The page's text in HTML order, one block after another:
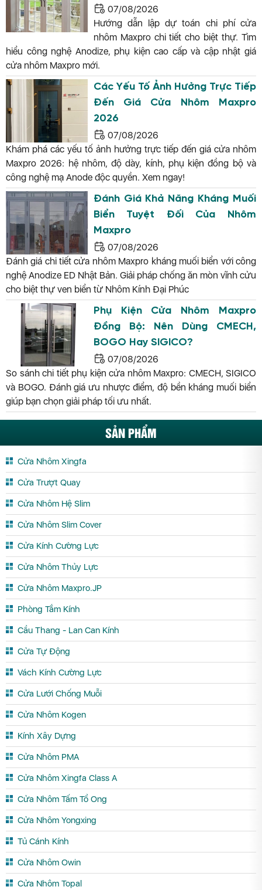
07/08/2026
Hướng dẫn lập dự toán chi phí cửa
nhôm Maxpro chi tiết cho biệt thự. Tìm
hiểu công nghệ Anodize, phụ kiện cao cấp và cập nhật giá
cửa nhôm Maxpro mới.
Các Yếu Tố Ảnh Hưởng Trực Tiếp
Đến Giá Cửa Nhôm Maxpro
2026
07/08/2026
Khám phá các yếu tố ảnh hưởng trực tiếp đến giá cửa nhôm
Maxpro 2026: hệ nhôm, độ dày, kính, phụ kiện đồng bộ và
công nghệ mạ Anode độc quyền. Xem ngay!
Đánh Giá Khả Năng Kháng Muối
Biển Tuyệt Đối Của Nhôm
Maxpro
07/08/2026
Đánh giá chi tiết cửa nhôm Maxpro kháng muối biển với công
nghệ Anodize ED Nhật Bản. Giải pháp chống ăn mòn vĩnh cửu
cho biệt thự ven biển từ Nhôm Kính Đại Phúc
Phụ Kiện Cửa Nhôm Maxpro
Đồng Bộ: Nên Dùng CMECH,
BOGO Hay SIGICO?
07/08/2026
So sánh chi tiết phụ kiện cửa nhôm Maxpro: CMECH, SIGICO
và BOGO. Đánh giá ưu nhược điểm, độ bền kháng muối biển
giúp bạn chọn giải pháp tối ưu nhất.
SẢN PHẨM
Cửa Nhôm Xingfa
Cửa Trượt Quay
Cửa Nhôm Hệ Slim
Cửa Nhôm Slim Cover
Cửa Kính Cường Lực
Cửa Nhôm Thủy Lực
Cửa Nhôm Maxpro.JP
Phòng Tắm Kính
Cầu Thang - Lan Can Kính
Cửa Tự Động
Vách Kính Cường Lực
Cửa Lưới Chống Muỗi
Cửa Nhôm Kogen
Kính Xây Dựng
Cửa Nhôm PMA
Cửa Nhôm Xingfa Class A
Cửa Nhôm Tấm Tổ Ong
Cửa Nhôm Yongxing
Tủ Cánh Kính
Cửa Nhôm Owin
Cửa Nhôm Topal